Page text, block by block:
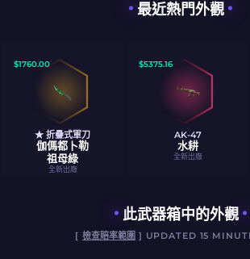
最近熱門外觀
$1760.00
★ 折疊式軍刀
伽傌都卜勒
祖母綠
全新出廠
$5375.16
AK-47
水耕
全新出廠
此武器箱中的外觀
[ 檢查賠率範圍 ] UPDATED 15